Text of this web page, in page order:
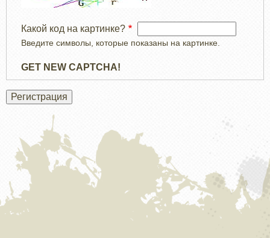
Какой код на картинке?
Введите символы, которые показаны на картинке.
GET NEW CAPTCHA!